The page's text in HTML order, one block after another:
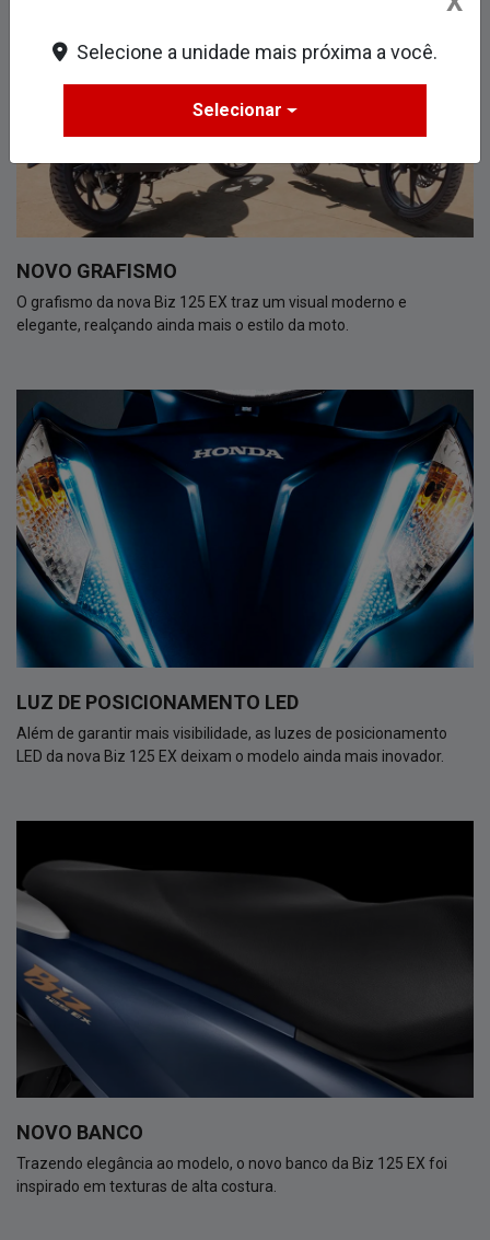
NOVO GRAFISMO
O grafismo da nova Biz 125 EX traz um visual moderno e
elegante, realçando ainda mais o estilo da moto.
LUZ DE POSICIONAMENTO LED
Além de garantir mais visibilidade, as luzes de posicionamento
LED da nova Biz 125 EX deixam o modelo ainda mais inovador.
NOVO BANCO
Trazendo elegância ao modelo, o novo banco da Biz 125 EX foi
inspirado em texturas de alta costura.
Selecione a unidade mais próxima a você.
Selecionar